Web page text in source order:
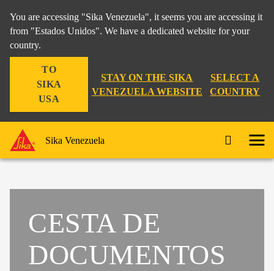
You are accessing "Sika Venezuela", it seems you are accessing it
from "Estados Unidos". We have a dedicated website for your
country.
TO
SIKA
USA
STAY ON THE SIKA
VENEZUELA WEBSITE
SELECT A
COUNTRY
Sika Venezuela
CESTA DE
DOCUMENTOS